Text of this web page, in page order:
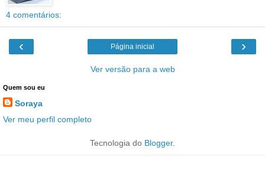
4 comentários:
‹ ›
Página inicial
Ver versão para a web
Quem sou eu
Soraya
Ver meu perfil completo
Tecnologia do Blogger.